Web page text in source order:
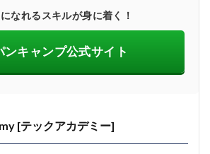
なれるスキルが身に着く！
ンキャンプ公式サイト
[テックアカデミー]